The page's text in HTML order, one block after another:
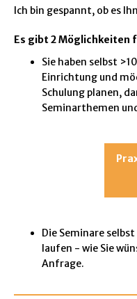
Ich bin gespannt, ob es
Es gibt 2 Möglichkeiten
Sie haben selbst
Einrichtung und
Schulung planen,
Seminarthemen
Die Seminare
laufen - wie Sie
Anfrage.